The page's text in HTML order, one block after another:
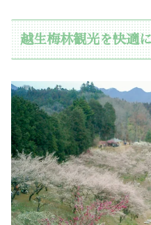
越生梅林観光を快適